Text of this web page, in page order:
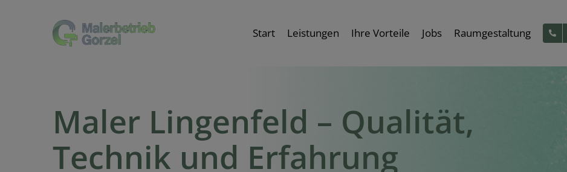
Start Leistungen Ihre Vorteile Jobs Raumgestaltung
Maler Lingenfeld – Qualität,
Technik und Erfahrung